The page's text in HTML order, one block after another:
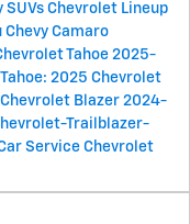
SUVs Chevrolet Lineup
Chevy Camaro
Tahoe 2025-
2025 Chevrolet
Chevrolet Blazer 2024-
Trailblazer-
Service Chevrolet